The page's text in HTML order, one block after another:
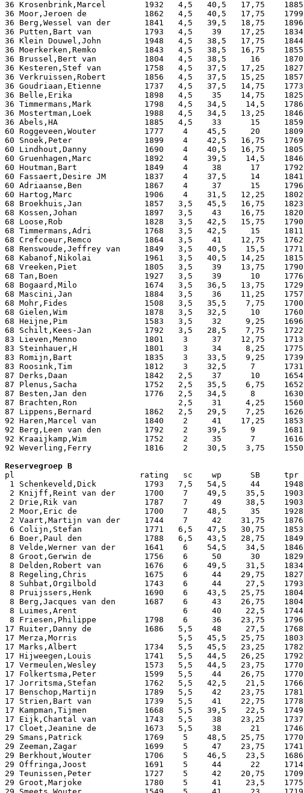
36 Krosenbrink,Marcel        1932   4,5   40,5   17,75    1885
36 Moor,Jeroen de            1862   4,5   40,5   17,75    1799
36 Berg,Wessel van der       1841   4,5   39,5   18,75    1896
36 Putten,Bart van           1793   4,5    39    17,25    1834
36 Klein Douwel,John         1948   4,5   38,5   17,75    1844
36 Moerkerken,Remko          1843   4,5   38,5   16,75    1855
36 Brussel,Bert van          1804   4,5   38,5     16     1870
36 Kesteren,Stef van         1758   4,5   37,5   17,25    1827
36 Verkruissen,Robert        1856   4,5   37,5   15,25    1857
36 Goudriaan,Etienne         1737   4,5   37,5   14,75    1773
36 Belle,Erika               1898   4,5    35    14,75    1825
36 Timmermans,Mark           1798   4,5   34,5    14,5    1786
36 Mostertman,Loek           1988   4,5   34,5   13,25    1846
36 Abels,HA                  1885   4,5    33      15     1859
60 Roggeveen,Wouter          1777    4    45,5     20     1809
60 Snoek,Peter               1899    4    42,5   16,75    1769
60 Lindhout,Danny            1690    4    40,5   16,75    1805
60 Gruenhagen,Marc           1892    4    39,5    14,5    1846
60 Houtman,Bart              1849    4     38      17     1792
60 Fassaert,Desire JM        1837    4    37,5     14     1841
60 Adriaanse,Ben             1867    4     37      15     1796
60 Hartog,Marc               1906    4    31,5   12,25    1802
68 Broekhuis,Jan             1857   3,5   45,5   16,75    1823
68 Kossen,Johan              1897   3,5    43    16,75    1820
68 Loose,Rob                 1828   3,5   42,5   15,75    1790
68 Timmermans,Adri           1768   3,5   42,5     15     1811
68 Crefcoeur,Remco           1864   3,5    41    12,75    1762
68 Renswoude,Jeffrey van     1849   3,5   40,5    15,5    1771
68 Kabanof,Nikolai           1961   3,5   40,5   14,25    1815
68 Vreeken,Piet              1805   3,5    39    13,75    1790
68 Tan,Boen                  1927   3,5    39      10     1776
68 Bogaard,Milo              1674   3,5   36,5   13,75    1729
68 Mascini,Jan               1884   3,5    36    11,25    1757
68 Mohr,Fides                1508   3,5   35,5    7,75    1700
68 Gielen,Wim                1878   3,5   32,5     10     1760
68 Heijne,Pim                1583   3,5    32     9,25    1696
68 Schilt,Kees-Jan           1792   3,5   28,5    7,75    1722
83 Lieven,Menno              1801    3     37    12,75    1713
83 Steinhauer,H              1801    3     34     8,25    1775
83 Romijn,Bart               1835    3    33,5    9,25    1739
83 Roosink,Tim               1812    3    32,5     7      1731
87 Derks,Daan                1842   2,5    37      10     1654
87 Plenus,Sacha              1752   2,5   35,5    6,75    1652
87 Besten,Jan den            1776   2,5   34,5     8      1630
87 Brachten,Ron                     2,5    31     4,25    1560
87 Lippens,Bernard           1862   2,5   29,5    7,25    1626
92 Haren,Marcel van          1840    2     41    17,25    1853
92 Berg,Leen van den         1792    2    39,5     9      1681
92 Kraaijkamp,Wim            1752    2     35      7      1616
92 Weverling,Ferry           1816    2    30,5    3,75    1550
pl                          rating   sc    wp      SB     tpr
1 Schenkeveld,Dick          1793   7,5   54,5     44     1948
2 Knijff,Reint van der      1700    7    49,5    35,5    1903
2 Drie,Rik van              1787    7     49     38,5    1903
2 Moor,Eric de              1700    7    48,5     35     1928
2 Vaart,Martijn van der     1744    7     42    31,75    1876
6 Colijn,Stefan             1771   6,5   47,5   30,75    1853
6 Boer,Paul den             1788   6,5   43,5   28,75    1849
8 Velde,Werner van der      1641    6    54,5    34,5    1846
8 Groot,Gerwin de           1756    6     50      30     1829
8 Delden,Robert van         1676    6    49,5    31,5    1834
8 Regeling,Chris            1675    6     44    29,75    1827
8 Suhbat,Orgilbold          1743    6     44     27,5    1793
8 Pruijssers,Henk           1690    6    43,5   25,75    1804
8 Berg,Jacques van den      1687    6     43    26,75    1804
8 Luimes,Arent                      6     40     22,5    1744
8 Friesen,Philippe          1798    6     36    23,75    1796
17 Ruiter,Danny de           1686   5,5    48     27,5    1768
17 Merza,Morris                     5,5   45,5   25,75    1803
17 Marks,Albert              1734   5,5   45,5   23,25    1782
17 Hijweegen,Louis           1741   5,5   44,5   26,25    1792
17 Vermeulen,Wesley          1573   5,5   44,5   23,75    1770
17 Folkertsma,Peter          1599   5,5    44    26,75    1770
17 Jorritsma,Stefan          1762   5,5   42,5    21,5    1766
17 Benschop,Martijn          1789   5,5    42    23,75    1781
17 Strien,Bart van           1739   5,5    41    22,75    1778
17 Kampman,Tijmen            1668   5,5   39,5    22,5    1749
17 Eijk,Chantal van          1743   5,5    38    23,25    1737
17 Cloet,Jeanine de          1673   5,5    38      21     1746
29 Smans,Patrick             1769    5    48,5   25,75    1770
29 Zeeman,Zagar              1699    5     47    23,75    1741
29 Berkhout,Wouter           1706    5    46,5    23,5    1686
29 Offringa,Joost            1691    5     44      22     1714
29 Teunissen,Peter           1727    5     42    20,75    1709
29 Groot,Marjoke             1780    5     41     23,5    1775